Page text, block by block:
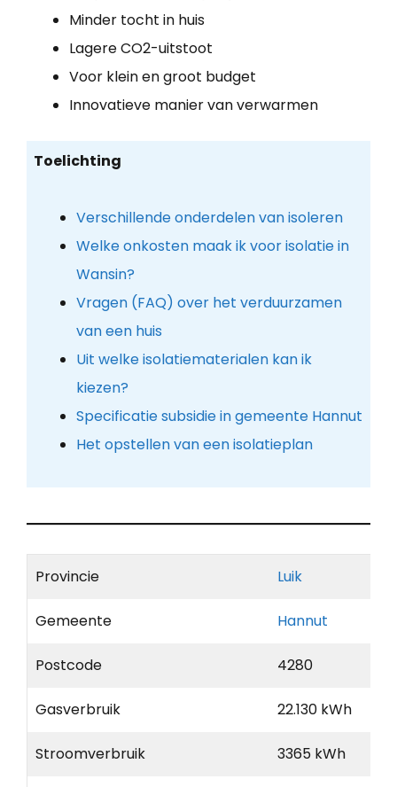
Minder tocht in huis
Lagere CO2-uitstoot
Voor klein en groot budget
Innovatieve manier van verwarmen
Toelichting
Verschillende onderdelen van isoleren
Welke onkosten maak ik voor isolatie in
Wansin?
Vragen (FAQ) over het verduurzamen
van een huis
Uit welke isolatiematerialen kan ik
kiezen?
Specificatie subsidie in gemeente Hannut
Het opstellen van een isolatieplan
Provincie Luik
Gemeente Hannut
Postcode 4280
Gasverbruik 22.130 kWh
Stroomverbruik 3365 kWh